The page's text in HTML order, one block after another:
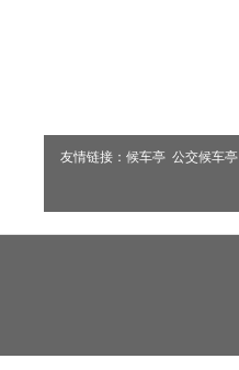
友情链接： 候车亭 公交候车亭